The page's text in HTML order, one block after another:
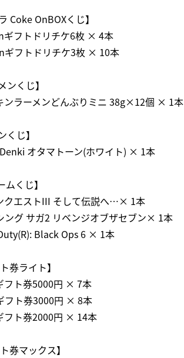
Coke OnBOXくじ】
フトドリチケ6枚 × 4本
フトドリチケ3枚 × 10本
ンくじ】
ラーメンどんぶりミニ 38g×12個 × 1本
くじ】
オタマトーン(ホワイト) × 1本
ムくじ】
エストIII そして伝説へ…× 1本
グ サガ2 リベンジオブザセブン× 1本
Black Ops 6 × 1本
券ライト】
ト券5000円 × 7本
ト券3000円 × 8本
ト券2000円 × 14本
券マックス】